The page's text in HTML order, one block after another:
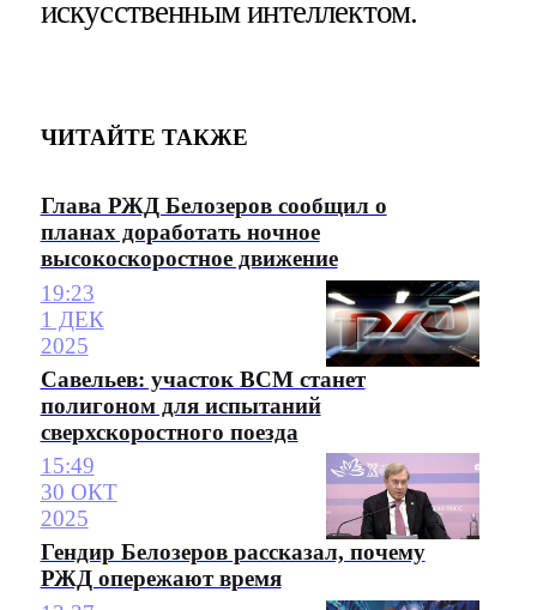
искусственным интеллектом.
ЧИТАЙТЕ ТАКЖЕ
Глава РЖД Белозеров сообщил о
планах доработать ночное
высокоскоростное движение
19:23
1 ДЕК
2025
Савельев: участок ВСМ станет
полигоном для испытаний
сверхскоростного поезда
15:49
30 ОКТ
2025
Гендир Белозеров рассказал, почему
РЖД опережают время